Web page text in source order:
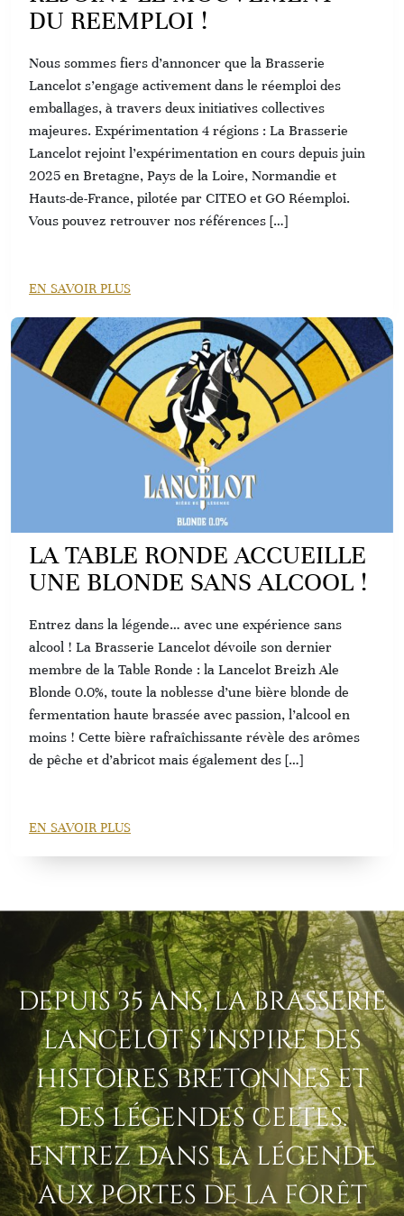
DU REEMPLOI !
Nous sommes fiers d’annoncer que la Brasserie
Lancelot s’engage activement dans le réemploi des
emballages, à travers deux initiatives collectives
majeures. Expérimentation 4 régions : La Brasserie
Lancelot rejoint l’expérimentation en cours depuis juin
2025 en Bretagne, Pays de la Loire, Normandie et
Hauts-de-France, pilotée par CITEO et GO Réemploi.
Vous pouvez retrouver nos références […]
EN SAVOIR PLUS
LA TABLE RONDE ACCUEILLE
UNE BLONDE SANS ALCOOL !
Entrez dans la légende… avec une expérience sans
alcool ! La Brasserie Lancelot dévoile son dernier
membre de la Table Ronde : la Lancelot Breizh Ale
Blonde 0.0%, toute la noblesse d’une bière blonde de
fermentation haute brassée avec passion, l’alcool en
moins ! Cette bière rafraîchissante révèle des arômes
de pêche et d’abricot mais également des […]
EN SAVOIR PLUS
DEPUIS 35 ANS, LA BRASSERIE
LANCELOT S’INSPIRE DES
HISTOIRES BRETONNES ET
DES LÉGENDES CELTES.
ENTREZ DANS LA LÉGENDE
AUX PORTES DE LA FORÊT